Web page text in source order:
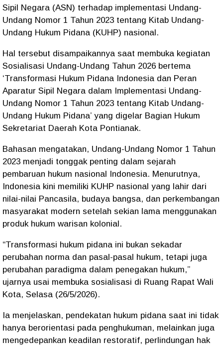
Sipil Negara (ASN) terhadap implementasi Undang-
Undang Nomor 1 Tahun 2023 tentang Kitab Undang-
Undang Hukum Pidana (KUHP) nasional.
Hal tersebut disampaikannya saat membuka kegiatan
Sosialisasi Undang-Undang Tahun 2026 bertema
‘Transformasi Hukum Pidana Indonesia dan Peran
Aparatur Sipil Negara dalam Implementasi Undang-
Undang Nomor 1 Tahun 2023 tentang Kitab Undang-
Undang Hukum Pidana’ yang digelar Bagian Hukum
Sekretariat Daerah Kota Pontianak.
Bahasan mengatakan, Undang-Undang Nomor 1 Tahun
2023 menjadi tonggak penting dalam sejarah
pembaruan hukum nasional Indonesia. Menurutnya,
Indonesia kini memiliki KUHP nasional yang lahir dari
nilai-nilai Pancasila, budaya bangsa, dan perkembangan
masyarakat modern setelah sekian lama menggunakan
produk hukum warisan kolonial.
“Transformasi hukum pidana ini bukan sekadar
perubahan norma dan pasal-pasal hukum, tetapi juga
perubahan paradigma dalam penegakan hukum,”
ujarnya usai membuka sosialisasi di Ruang Rapat Wali
Kota, Selasa (26/5/2026).
Ia menjelaskan, pendekatan hukum pidana saat ini tidak
hanya berorientasi pada penghukuman, melainkan juga
mengedepankan keadilan restoratif, perlindungan hak